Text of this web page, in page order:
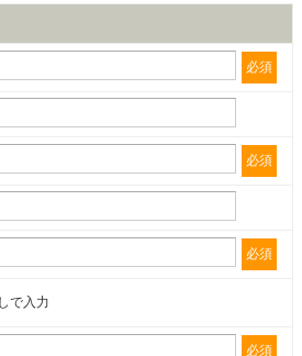
必須
必須
必須
で入力
必須